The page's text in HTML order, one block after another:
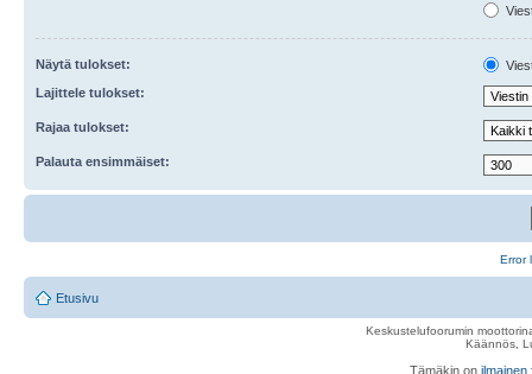
Näytä tulokset:
Lajittele tulokset:
Rajaa tulokset:
Palauta ensimmäiset:
Error
Etusivu
Keskustelufoorumin
Käännös,
Tämäkin on ilmainen